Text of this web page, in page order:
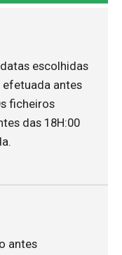
escolhidas
efetuada antes
ficheiros
das 18H:00
antes